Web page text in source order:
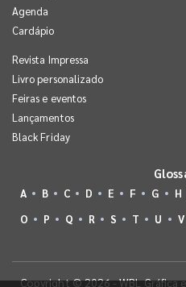
Agenda
Cardápio
Revista Impressa
Livro personalizado
Feiras e eventos
Lançamentos
Black Friday
A B C D E F G H
O
P Q R S T U V
Copyright © 2026 - WBL Gráfica